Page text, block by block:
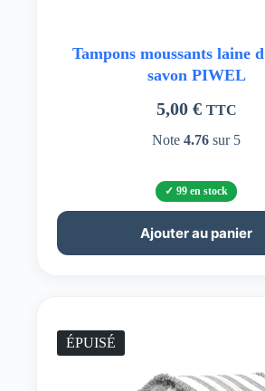
Tampons moussants laine
savon PIWEL
5,00 € TTC
Note4.76 sur 5
99 en stock
Ajouter au panier
ÉPUISÉ